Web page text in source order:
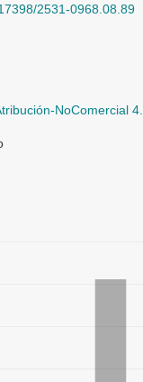
2531-0968.08.89
NoComercial